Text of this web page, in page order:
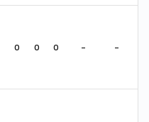
0 0 0 - -